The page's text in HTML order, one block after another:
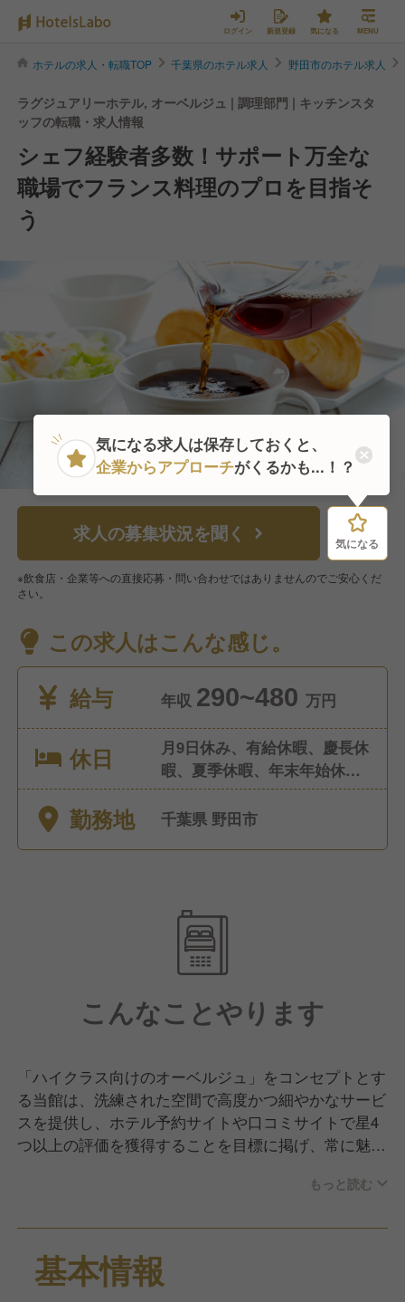
ログイン 新規登録 気になる MENU
ホテルの求人・転職TOP 千葉県のホテル求人 野田市のホテル求人
ラグジュアリーホテル, オーベルジュ | 調理部門 | キッチンスタ
ッフの転職・求人情報
シェフ経験者多数！サポート万全な
職場でフランス料理のプロを目指そ
う
求人の募集状況を聞く 気になる
※飲食店・企業等への直接応募・問い合わせではありませんのでご安心くだ
さい。
この求人はこんな感じ。
給与
年収 290~480 万円
休日
月9日休み、有給休暇、慶長休
暇、夏季休暇、年末年始休
暇、産前産後休暇、介護休暇
時短勤務、育児休業
勤務地 千葉県 野田市
こんなことやります
「ハイクラス向けのオーベルジュ」をコンセプトとす
る当館は、洗練された空間で高度かつ細やかなサービ
スを提供し、ホテル予約サイトや口コミサイトで星4
つ以上の評価を獲得することを目標に掲げ、常に魅力
たします。
ホテル内レストランでの調理業務全般をお任せいたし
ます。現場はいつも明るい雰囲気で、笑顔の絶えない
もっと読む
基本情報
気になる
気になる求人は保存しておくと、
企業からアプローチがくるかも...！？